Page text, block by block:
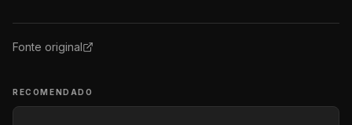
Fonte original
RECOMENDADO